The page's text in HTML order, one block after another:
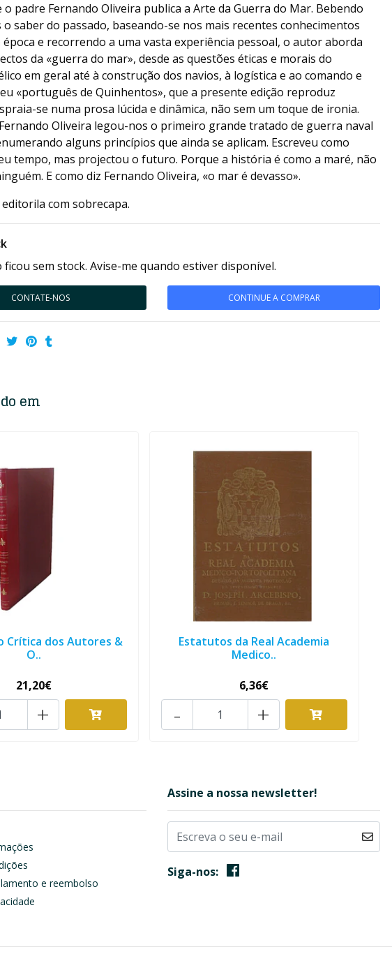
padre Fernando Oliveira publica a Arte da Guerra do Mar. Bebendo
o saber do passado, baseando-se nos mais recentes conhecimentos
época e recorrendo a uma vasta experiência pessoal, o autor aborda
da «guerra do mar», desde as questões éticas e morais do
em geral até à construção dos navios, à logística e ao comando e
«português de Quinhentos», que a presente edição reproduz
se numa prosa lúcida e dinâmica, não sem um toque de ironia.
Oliveira legou-nos o primeiro grande tratado de guerra naval
alguns princípios que ainda se aplicam. Escreveu como
tempo, mas projectou o futuro. Porque a história é como a maré, não
E como diz Fernando Oliveira, «o mar é devasso».
com sobrecapa.
sem stock. Avise-me quando estiver disponível.
CONTATE-NOS CONTINUE A COMPRAR
em
Crítica dos Autores &
O..
21,20€
+
Estatutos da Real Academia
Medico..
6,36€
+
-
e reembolso
Assine a nossa newsletter!
Siga-nos: